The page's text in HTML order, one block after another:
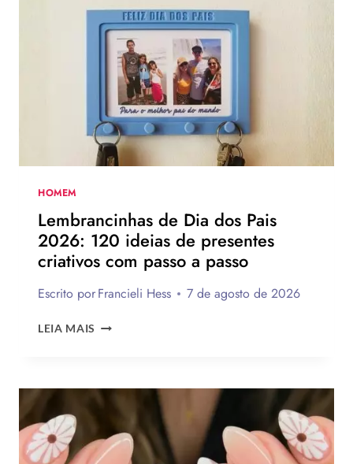
PAIS:
MAIS
IDEIAS
INSPIRAR
A
MONTAR
PRESENTEAR
OU
VENDER!
HOMEM
Lembrancinhas de Dia dos Pais
2026: 120 ideias de presentes
criativos com passo a passo
Escrito porFrancieli Hess 7 de agosto de 2026
LEIA MAIS LEMBRANCINHAS
PAIS
2026:
IDEIAS
DE